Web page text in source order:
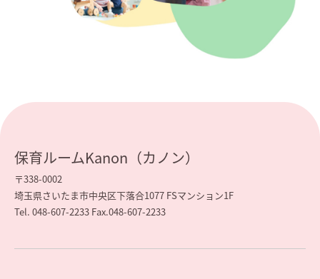
保育ルームKanon（カノン）
〒338-0002
埼玉県さいたま市中央区下落合1077 FSマンション1F
Tel. 048-607-2233 Fax.048-607-2233